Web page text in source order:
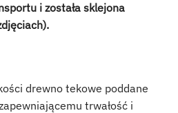
i została sklejona
drewno tekowe poddane
trwałość i